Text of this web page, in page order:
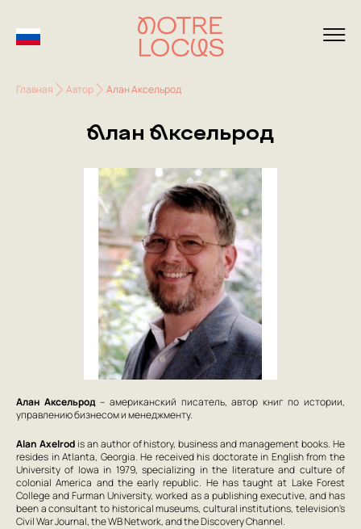
Главная Автор Алан Аксельрод
Алан Аксельрод
Алан Аксельрод– американский писатель, автор книг по истории,
управлению бизнесом и менеджменту.
Alan Axelrodis an author of history, business and management books. He
resides in Atlanta, Georgia. He received his doctorate in English from the
University of Iowa in 1979, specializing in the literature and culture of
colonial America and the early republic. He has taught at Lake Forest
College and Furman University, worked as a publishing executive, and has
been a consultant to historical museums, cultural institutions, television's
Civil War Journal, the WB Network, and the Discovery Channel.